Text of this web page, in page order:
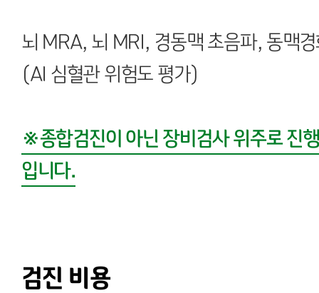
뇌 MRA, 뇌 MRI, 경동맥 초음파, 동맥
(AI 심혈관 위험도 평가)
※종합검진이 아닌 장비검사 위주로 진
입니다.
검진 비용